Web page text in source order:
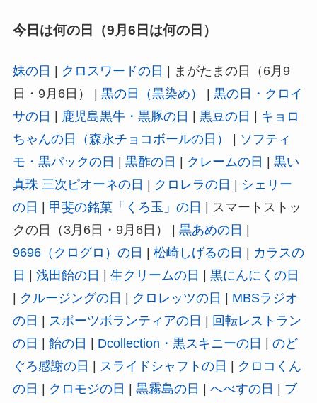
今日は何の日（9月6日は何の日）
妹の日 | クロスワードの日 | まがたまの日（6月9
日・9月6日） | 黒の日（黒染め） | 黒の日・クロイ
サの日 | 鹿児島黒牛・黒豚の日 | 黒豆の日 | キョロ
ちゃんの日（森永チョコボールの日）
| ソフティ
モ・黒パックの日 | 黒酢の日 | クレームの日 | 黒い
真珠 三次ピオーネの日 | クロレラの日 | シェリー
の日 | 甲斐の銘菓「くろ玉」の日 | スマートストッ
クの日（3月6日・9月6日） | 黒あめの日 |
9696（クログロ）の日 | 松崎しげるの日 | カラスの
日 | 浅田飴の日 | 生クリームの日 | 黒にんにくの日
| クルージングの日 | クロレッツの日 | MBSラジオ
の日 | スポーツボランティアの日 | 回転レストラン
の日 | 飴の日 | Dcollection・黒スキニーの日 | のど
ぐろ感謝の日 | スライドシャフトの日 | クロコくん
の日 | クロモジの日 | 黒霧島の日 | へべすの日 | ブ